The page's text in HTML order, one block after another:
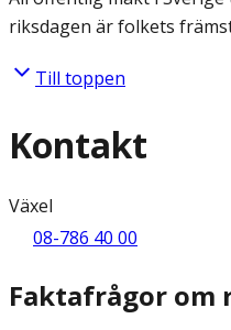
riksdagen är folkets
Till toppen
Kontakt
Växel
08-786 40 00
Faktafrågor om